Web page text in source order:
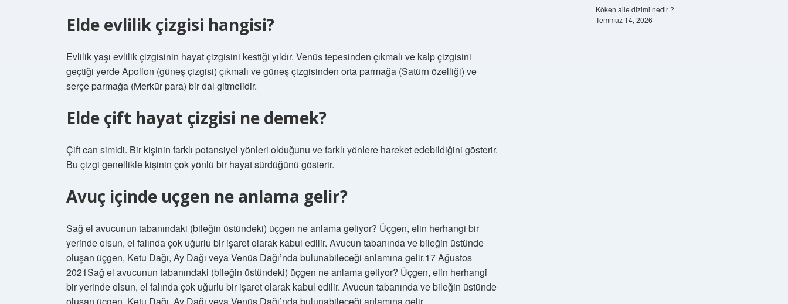
Elde evlilik çizgisi hangisi?
Evlilik yaşı evlilik çizgisinin hayat çizgisini kestiği yıldır. Venüs tepesinden çıkmalı ve kalp çizgisini
geçtiği yerde Apollon (güneş çizgisi) çıkmalı ve güneş çizgisinden orta parmağa (Satürn özelliği) ve
serçe parmağa (Merkür para) bir dal gitmelidir.
Elde çift hayat çizgisi ne demek?
Çift can simidi. Bir kişinin farklı potansiyel yönleri olduğunu ve farklı yönlere hareket edebildiğini gösterir.
Bu çizgi genellikle kişinin çok yönlü bir hayat sürdüğünü gösterir.
Avuç içinde uçgen ne anlama gelir?
Sağ el avucunun tabanındaki (bileğin üstündeki) üçgen ne anlama geliyor? Üçgen, elin herhangi bir
yerinde olsun, el falında çok uğurlu bir işaret olarak kabul edilir. Avucun tabanında ve bileğin üstünde
oluşan üçgen, Ketu Dağı, Ay Dağı veya Venüs Dağı’nda bulunabileceği anlamına gelir.17 Ağustos
2021Sağ el avucunun tabanındaki (bileğin üstündeki) üçgen ne anlama geliyor? Üçgen, elin herhangi
bir yerinde olsun, el falında çok uğurlu bir işaret olarak kabul edilir. Avucun tabanında ve bileğin üstünde
Köken aile dizimi nedir ?
Temmuz 14, 2026